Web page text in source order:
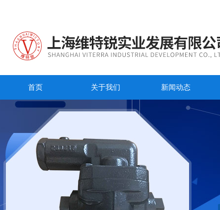
首页 关于我们 新闻动态